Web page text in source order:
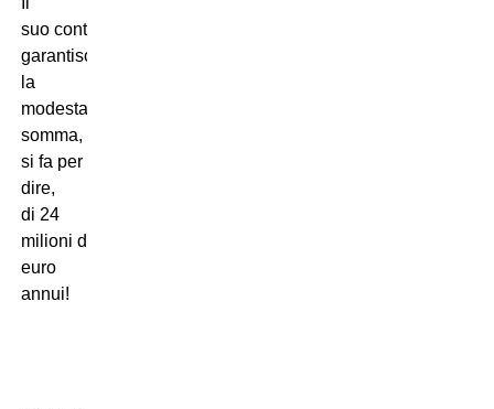
suo contratto con Nike gli
garantisce
la
modesta
somma,
si fa per
dire,
di 24
milioni di
euro
annui!